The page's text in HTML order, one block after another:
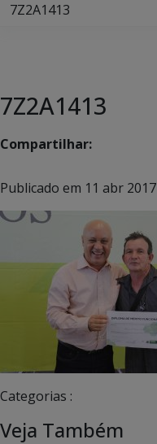
7Z2A1413
7Z2A1413
Compartilhar:
Publicado em 11 abr 2017
Categorias :
Veja Também